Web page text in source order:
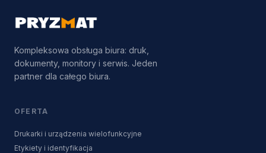
Kompleksowa obsługa biura: druk,
dokumenty, monitory i serwis. Jeden
partner dla całego biura.
OFERTA
Drukarki i urządzenia wielofunkcyjne
Etykiety i identyfikacja